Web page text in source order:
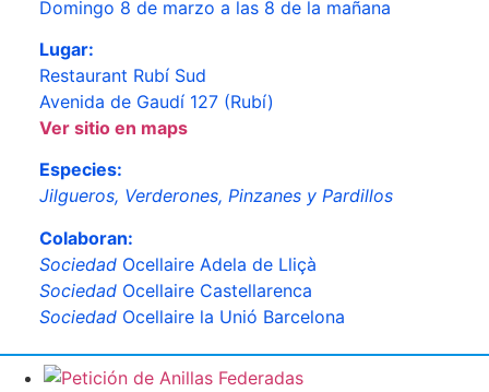
Domingo 8 de marzo a las 8 de la mañana
Lugar:
Restaurant Rubí Sud
Avenida de Gaudí 127 (Rubí)
Ver sitio en maps
Especies:
Jilgueros, Verderones, Pinzanes y Pardillos
Colaboran:
Sociedad Ocellaire Adela de Lliçà
Sociedad Ocellaire Castellarenca
Sociedad Ocellaire la Unió Barcelona